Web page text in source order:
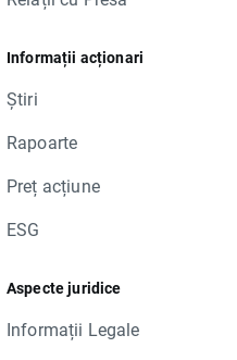
Informații acționari
Știri
Rapoarte
Preț acțiune
ESG
Aspecte juridice
Informații Legale